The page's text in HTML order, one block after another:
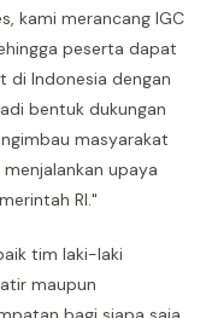
kami merancang IGC
peserta dapat
di Indonesia dengan
bentuk dukungan
masyarakat
upaya
RI."
tim laki-laki
maupun